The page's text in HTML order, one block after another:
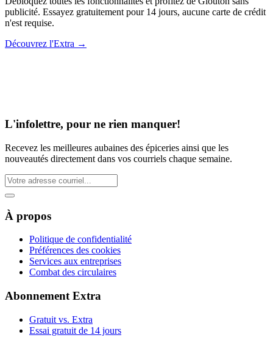
publicité. Essayez gratuitement pour 14 jours, aucune carte de crédit
n'est requise.
Découvrez l'Extra →
L'infolettre, pour ne rien manquer!
Recevez les meilleures aubaines des épiceries ainsi que les
nouveautés directement dans vos courriels chaque semaine.
À propos
Politique de confidentialité
Préférences des cookies
Services aux entreprises
Combat des circulaires
Abonnement Extra
Gratuit vs. Extra
Essai gratuit de 14 jours